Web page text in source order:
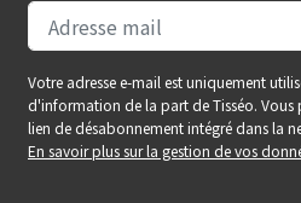
Votre adresse e-mail est uniquement
d'information de la part de Tisséo.
lien de désabonnement intégré dans la
En savoir plus sur la gestion de vos